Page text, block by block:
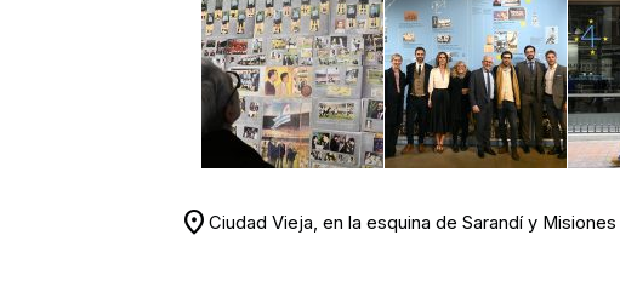
location_on Ciudad Vieja, en la esquina de Sarandí y Misiones